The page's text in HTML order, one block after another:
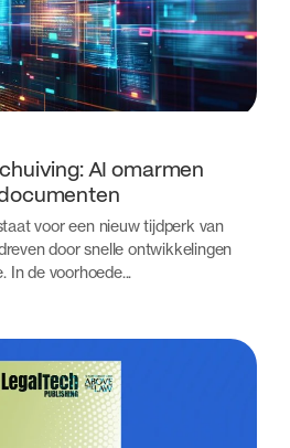
AI omarmen
voor een nieuw tijdperk van
door snelle ontwikkelingen
In de voorhoede...